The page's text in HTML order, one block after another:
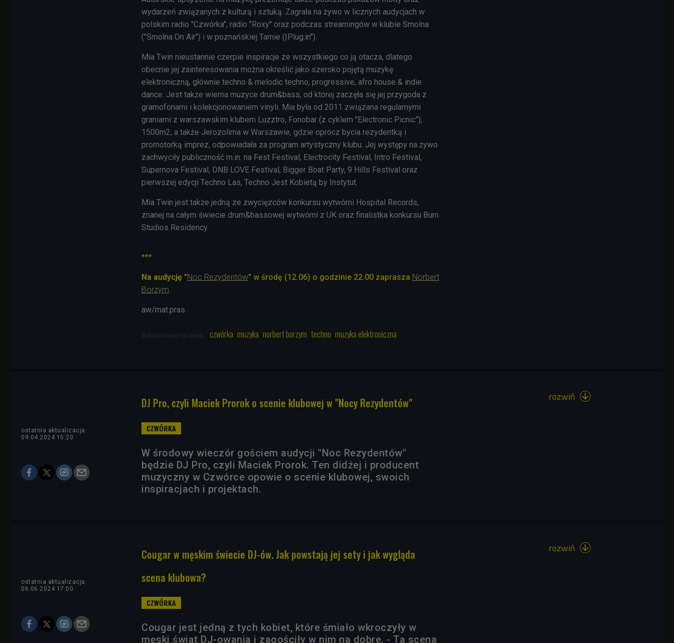
wydarzeń związanych z kulturą i sztuką. Zagrała na żywo w licznych audycjach w
polskim radio "Czwórka", radio "Roxy" oraz podczas streamingów w klubie Smolna
("Smolna On Air") i w poznańskiej Tamie (|Plug.in").
Mia Twin nieustannie czerpie inspiracje ze wszystkiego co ją otacza, dlatego
obecnie jej zainteresowania można określić jako szeroko pojętą muzykę
elektroniczną, głównie techno & melodic techno, progressive, afro house & indie
dance. Jest także wierna muzyce drum&bass, od której zaczęła się jej przygoda z
gramofonami i kolekcjonowaniem vinyli. Mia była od 2011 związana regularnymi
graniami z warszawskim klubem Luzztro, Fonobar (z cyklem "Electronic Picnic"),
1500m2, a także Jerozolima w Warszawie, gdzie oprócz bycia rezydentką i
promotorką imprez, odpowiadała za program artystyczny klubu. Jej występy na żywo
zachwyciły publiczność m.in. na Fest Festival, Electrocity Festival, Intro Festival,
Supernova Festival, DNB LOVE Festival, Bigger Boat Party, 9 Hills Festival oraz
pierwszej edycji Techno Las, Techno Jest Kobietą by Instytut.
Mia Twin jest także jedną ze zwycięzców konkursu wytwórni Hospital Records,
znanej na całym świecie drum&bassowej wytwórni z UK oraz finalistka konkursu Burn
Studios Residency.
***
Na audycję "Noc Rezydentów" w środę (12.06) o godzinie 22.00 zaprasza Norbert
Borzym.
aw/mat.pras.
Zobacz więcej na temat: czwórka muzyka norbert borzym techno muzyka elektroniczna
DJ Pro, czyli Maciek Prorok o scenie klubowej w "Nocy Rezydentów"
ostatnia aktualizacja:
09.04.2024 15:20
W środowy wieczór gościem audycji "Noc Rezydentów"
będzie DJ Pro, czyli Maciek Prorok. Ten didżej i producent
muzyczny w Czwórce opowie o scenie klubowej, swoich
inspiracjach i projektach.
rozwiń 
Cougar w męskim świecie DJ-ów. Jak powstają jej sety i jak wygląda
scena klubowa?
ostatnia aktualizacja:
06.06.2024 17:00
Cougar jest jedną z tych kobiet, które śmiało wkroczyły w
męski świat DJ-owania i zagościły w nim na dobre. - Ta scena
rozwiń 